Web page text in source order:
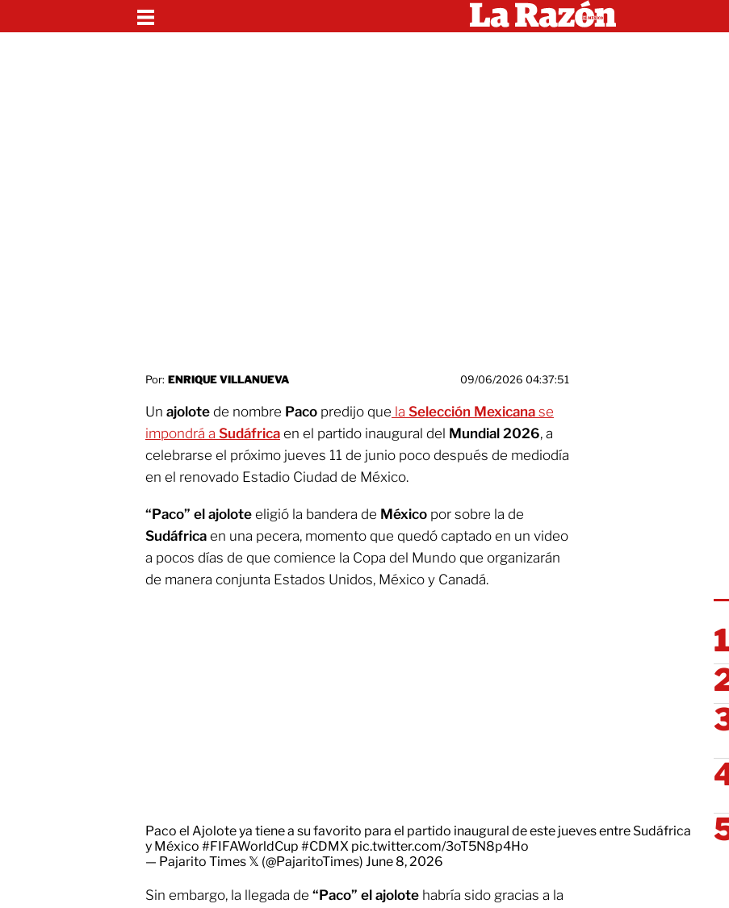
Por: ENRIQUE VILLANUEVA 09/06/2026 04:37:51
Un ajolote de nombre Paco predijo que la Selección Mexicana se
impondrá a Sudáfrica en el partido inaugural del Mundial 2026, a
celebrarse el próximo jueves 11 de junio poco después de mediodía
en el renovado Estadio Ciudad de México.
“Paco” el ajolote eligió la bandera de México por sobre la de
Sudáfrica en una pecera, momento que quedó captado en un video
a pocos días de que comience la Copa del Mundo que organizarán
de manera conjunta Estados Unidos, México y Canadá.
Paco el Ajolote ya tiene a su favorito para el partido inaugural de este jueves entre Sudáfrica
y México #FIFAWorldCup #CDMX pic.twitter.com/3oT5N8p4Ho
— Pajarito Times 𝕏 (@PajaritoTimes) June 8, 2026
Sin embargo, la llegada de “Paco” el ajolote habría sido gracias a la